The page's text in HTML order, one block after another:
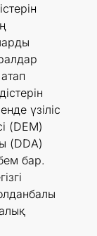
үзіліс
(DEM)
(DDA)
бар.